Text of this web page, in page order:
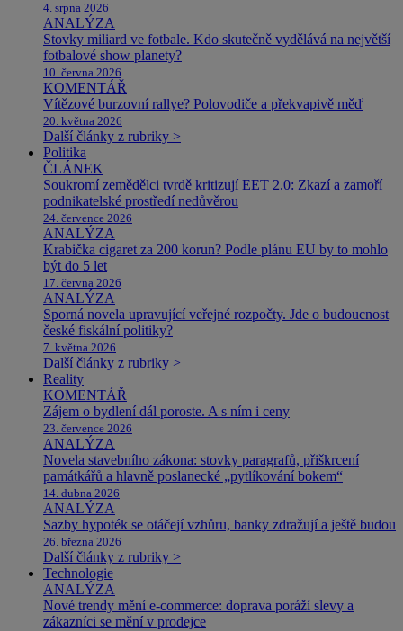
4. srpna 2026
ANALÝZA
Stovky miliard ve fotbale. Kdo skutečně vydělává na největší
fotbalové show planety?
10. června 2026
KOMENTÁŘ
Vítězové burzovní rallye? Polovodiče a překvapivě měď
20. května 2026
Další články z rubriky >
Politika
ČLÁNEK
Soukromí zemědělci tvrdě kritizují EET 2.0: Zkazí a zamoří
podnikatelské prostředí nedůvěrou
24. července 2026
ANALÝZA
Krabička cigaret za 200 korun? Podle plánu EU by to mohlo
být do 5 let
17. června 2026
ANALÝZA
Sporná novela upravující veřejné rozpočty. Jde o budoucnost
české fiskální politiky?
7. května 2026
Další články z rubriky >
Reality
KOMENTÁŘ
Zájem o bydlení dál poroste. A s ním i ceny
23. července 2026
ANALÝZA
Novela stavebního zákona: stovky paragrafů, přiškrcení
památkářů a hlavně poslanecké „pytlíkování bokem“
14. dubna 2026
ANALÝZA
Sazby hypoték se otáčejí vzhůru, banky zdražují a ještě budou
26. března 2026
Další články z rubriky >
Technologie
ANALÝZA
Nové trendy mění e-commerce: doprava poráží slevy a
zákazníci se mění v prodejce